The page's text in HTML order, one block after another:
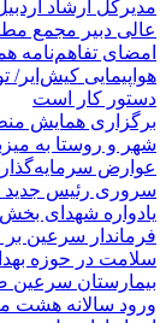
مدیرکل ارشاد
عالی دبیر مجمع
امضای تفاهم‌نامه
هواپیمایی
دستور کار است
برگزاری همایش
شهر و روستا به
عوارض
سروری رئیس جدید
یادواره شهدای
فرماندار سرعین
سلامت در حوزه
بیمارستان سرعین
ورود سالانه هشت